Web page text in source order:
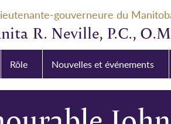
gouverneure du
R. Neville, P.C.,
Rôle Nouvelles et événements